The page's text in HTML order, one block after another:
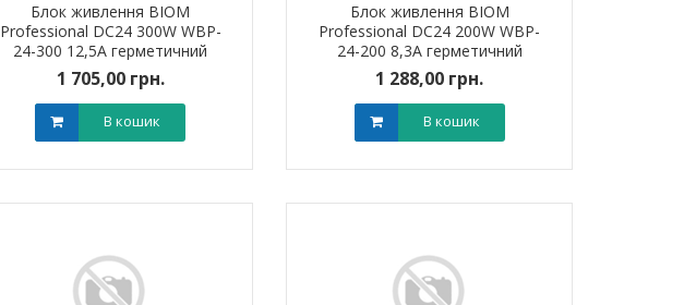
Блок живлення BIOM
Professional DC24 300W WBP-
24-300 12,5А герметичний
1 705,00 грн.
В кошик
Блок живлення BIOM
Professional DC24 200W WBP-
24-200 8,3А герметичний
1 288,00 грн.
В кошик